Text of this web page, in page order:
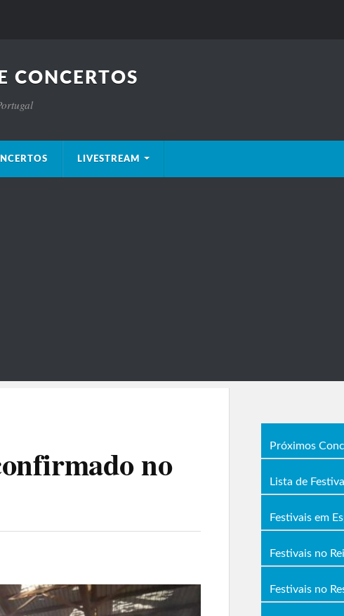
CONCERTOS
LIVESTREAM
no
Próximos
Lista de
Festivais em
Festivais no
Festivais no